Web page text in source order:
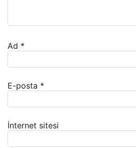
Ad *
E-posta *
İnternet sitesi